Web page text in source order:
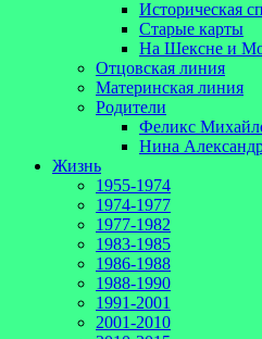
Историческая
Старые карты
На Шексне и
Отцовская линия
Материнская линия
Родители
Феликс
Нина
Жизнь
1955-1974
1974-1977
1977-1982
1983-1985
1986-1988
1988-1990
1991-2001
2001-2010